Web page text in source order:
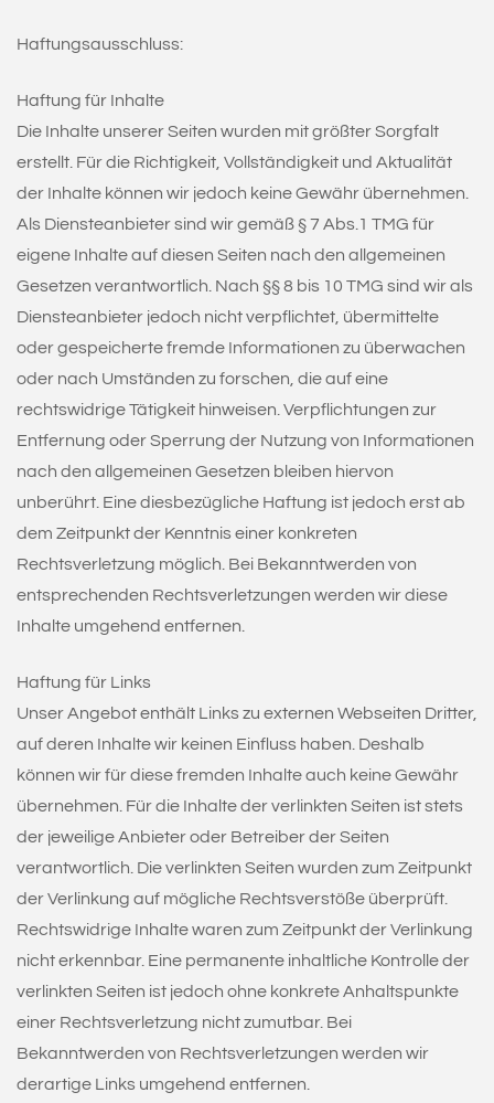
Haftungsausschluss:
Haftung für Inhalte
Die Inhalte unserer Seiten wurden mit größter Sorgfalt
erstellt. Für die Richtigkeit, Vollständigkeit und Aktualität
der Inhalte können wir jedoch keine Gewähr übernehmen.
Als Diensteanbieter sind wir gemäß § 7 Abs.1 TMG für
eigene Inhalte auf diesen Seiten nach den allgemeinen
Gesetzen verantwortlich. Nach §§ 8 bis 10 TMG sind wir als
Diensteanbieter jedoch nicht verpflichtet, übermittelte
oder gespeicherte fremde Informationen zu überwachen
oder nach Umständen zu forschen, die auf eine
rechtswidrige Tätigkeit hinweisen. Verpflichtungen zur
Entfernung oder Sperrung der Nutzung von Informationen
nach den allgemeinen Gesetzen bleiben hiervon
unberührt. Eine diesbezügliche Haftung ist jedoch erst ab
dem Zeitpunkt der Kenntnis einer konkreten
Rechtsverletzung möglich. Bei Bekanntwerden von
entsprechenden Rechtsverletzungen werden wir diese
Inhalte umgehend entfernen.
Haftung für Links
Unser Angebot enthält Links zu externen Webseiten Dritter,
auf deren Inhalte wir keinen Einfluss haben. Deshalb
können wir für diese fremden Inhalte auch keine Gewähr
übernehmen. Für die Inhalte der verlinkten Seiten ist stets
der jeweilige Anbieter oder Betreiber der Seiten
verantwortlich. Die verlinkten Seiten wurden zum Zeitpunkt
der Verlinkung auf mögliche Rechtsverstöße überprüft.
Rechtswidrige Inhalte waren zum Zeitpunkt der Verlinkung
nicht erkennbar. Eine permanente inhaltliche Kontrolle der
verlinkten Seiten ist jedoch ohne konkrete Anhaltspunkte
einer Rechtsverletzung nicht zumutbar. Bei
Bekanntwerden von Rechtsverletzungen werden wir
derartige Links umgehend entfernen.